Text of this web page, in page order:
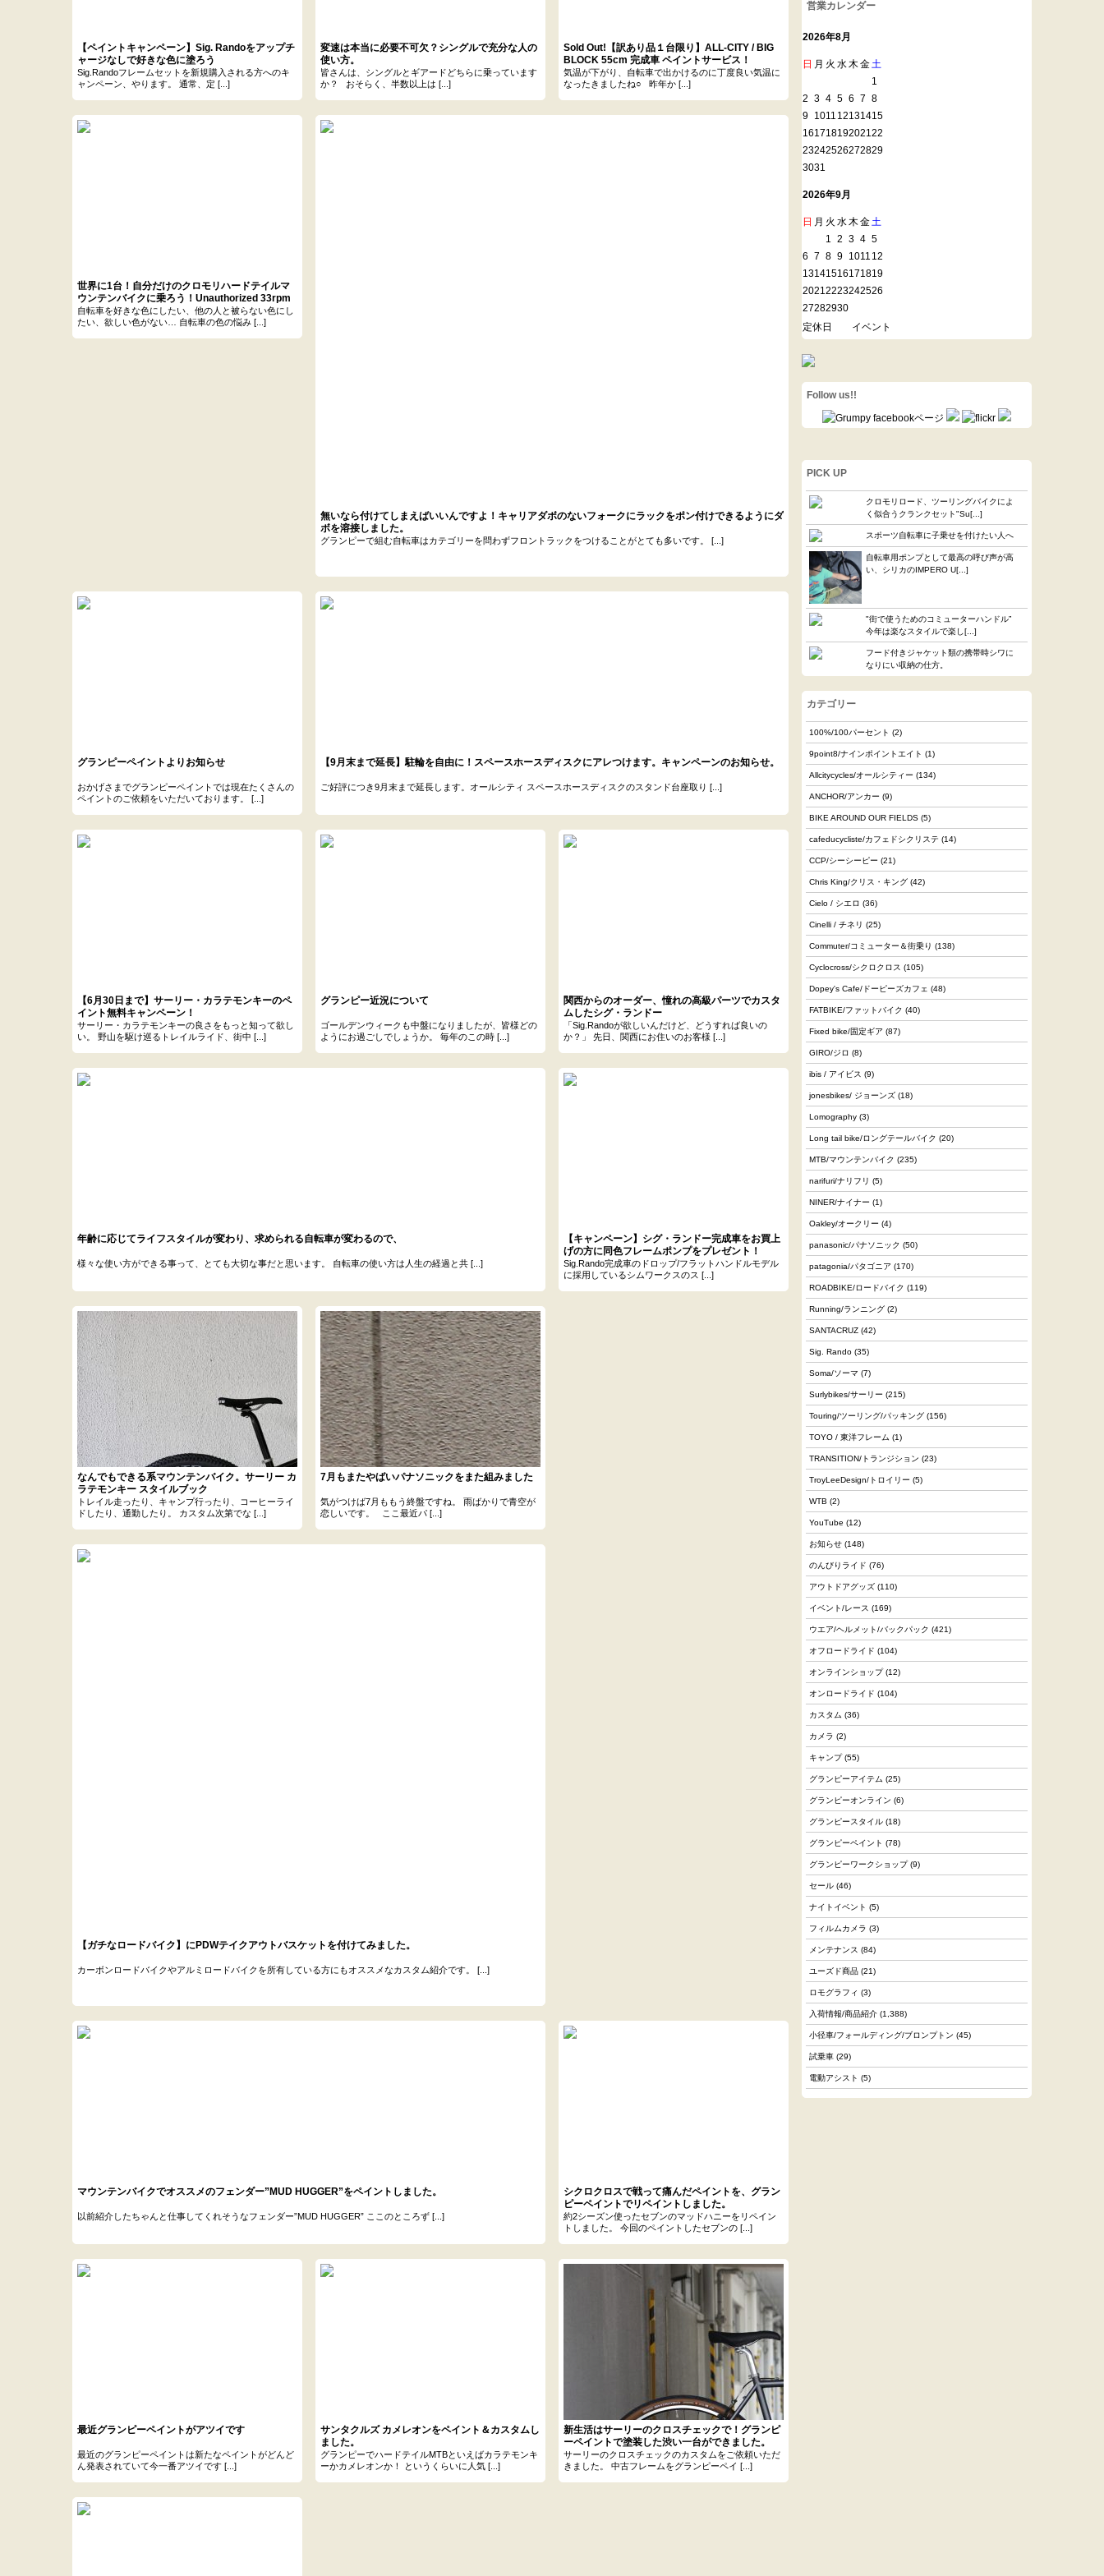
【ペイントキャンペーン】Sig. Randoをアップチ
ャージなしで好きな色に塗ろう
Sig.Randoフレームセットを新規購入される方へのキ
ャンペーン、やります。 通常、定 [...]
変速は本当に必要不可欠？シングルで充分な人の
使い方。
皆さんは、シングルとギアードどちらに乗っています
か？ おそらく、半数以上は [...]
Sold Out!【訳あり品１台限り】ALL-CITY / BIG
BLOCK 55cm 完成車 ペイントサービス！
気温が下がり、自転車で出かけるのに丁度良い気温に
なったきましたね○ 昨年か [...]
世界に1台！自分だけのクロモリハードテイルマ
ウンテンバイクに乗ろう！Unauthorized 33rpm
ペイントキャンペーン
自転車を好きな色にしたい、他の人と被らない色にし
たい、欲しい色がない… 自転車の色の悩み [...]
無いなら付けてしまえばいいんですよ！キャリアダボのないフォークにラックをポン付けできるようにダ
ボを溶接しました。
グランピーで組む自転車はカテゴリーを問わずフロントラックをつけることがとても多いです。 [...]
グランピーペイントよりお知らせ
おかげさまでグランピーペイントでは現在たくさんの
ペイントのご依頼をいただいております。 [...]
【9月末まで延長】駐輪を自由に！スペースホースディスクにアレつけます。キャンペーンのお知らせ。
ご好評につき9月末まで延長します。オールシティ スペースホースディスクのスタンド台座取り [...]
【6月30日まで】サーリー・カラテモンキーのペ
イント無料キャンペーン！
サーリー・カラテモンキーの良さをもっと知って欲し
い。 野山を駆け巡るトレイルライド、街中 [...]
グランピー近況について
ゴールデンウィークも中盤になりましたが、皆様どの
ようにお過ごしでしょうか。 毎年のこの時 [...]
関西からのオーダー、憧れの高級パーツでカスタ
ムしたシグ・ランドー
「Sig.Randoが欲しいんだけど、どうすれば良いの
か？」 先日、関西にお住いのお客様 [...]
年齢に応じてライフスタイルが変わり、求められる自転車が変わるので、
様々な使い方ができる事って、とても大切な事だと思います。 自転車の使い方は人生の経過と共 [...]
【キャンペーン】シグ・ランドー完成車をお買上
げの方に同色フレームポンプをプレゼント！
Sig.Rando完成車のドロップ/フラットハンドルモデル
に採用しているシムワークスのス [...]
なんでもできる系マウンテンバイク。サーリー カ
ラテモンキー スタイルブック
トレイル走ったり、キャンプ行ったり、コーヒーライ
ドしたり、通勤したり。 カスタム次第でな [...]
7月もまたやばいパナソニックをまた組みました
気がつけば7月ももう終盤ですね。 雨ばかりで青空が
恋しいです。 ここ最近パ [...]
【ガチなロードバイク】にPDWテイクアウトバスケットを付けてみました。
カーボンロードバイクやアルミロードバイクを所有している方にもオススメなカスタム紹介です。 [...]
マウンテンバイクでオススメのフェンダー”MUD HUGGER”をペイントしました。
以前紹介したちゃんと仕事してくれそうなフェンダー”MUD HUGGER” ここのところず [...]
シクロクロスで戦って痛んだペイントを、グラン
ピーペイントでリペイントしました。
約2シーズン使ったセブンのマッドハニーをリペイン
トしました。 今回のペイントしたセブンの [...]
最近グランピーペイントがアツイです
最近のグランピーペイントは新たなペイントがどんど
ん発表されていて今一番アツイです [...]
サンタクルズ カメレオンをペイント＆カスタムし
ました。
グランピーでハードテイルMTBといえばカラテモンキ
ーかカメレオンか！ というくらいに人気 [...]
新生活はサーリーのクロスチェックで！グランピ
ーペイントで塗装した渋い一台ができました。
サーリーのクロスチェックのカスタムをご依頼いただ
きました。 中古フレームをグランピーペイ [...]
営業カレンダー
2026年8月
日 月 火 水木金土
1
2 3 4 5 6 7 8
9 1011 12131415
16171819202122
23242526272829
3031
2026年9月
日 月 火 水木金土
1 2 3 4 5
6 7 8 9 1011 12
13141516171819
20212223242526
27282930
定休日
イベント
Follow us!!
PICK UP
クロモリロード、ツーリングバイクによ
く似合うクランクセット"Su[...]
スポーツ自転車に子乗せを付けたい人へ
自転車用ポンプとして最高の呼び声が高
い、シリカのIMPERO U[...]
"街で使うためのコミューターハンドル”
今年は楽なスタイルで楽し[...]
フード付きジャケット類の携帯時シワに
なりにい収納の仕方。
カテゴリー
100%/100パーセント (2)
9point8/ナインポイントエイト (1)
Allcitycycles/オールシティー (134)
ANCHOR/アンカー (9)
BIKE AROUND OUR FIELDS (5)
cafeducycliste/カフェドシクリステ (14)
CCP/シーシーピー (21)
Chris King/クリス・キング (42)
Cielo / シエロ (36)
Cinelli / チネリ (25)
Commuter/コミューター＆街乗り (138)
Cyclocross/シクロクロス (105)
Dopey's Cafe/ドーピーズカフェ (48)
FATBIKE/ファットバイク (40)
Fixed bike/固定ギア (87)
GIRO/ジロ (8)
ibis / アイビス (9)
jonesbikes/ ジョーンズ (18)
Lomography (3)
Long tail bike/ロングテールバイク (20)
MTB/マウンテンバイク (235)
narifuri/ナリフリ (5)
NINER/ナイナー (1)
Oakley/オークリー (4)
panasonic/パナソニック (50)
patagonia/パタゴニア (170)
ROADBIKE/ロードバイク (119)
Running/ランニング (2)
SANTACRUZ (42)
Sig. Rando (35)
Soma/ソーマ (7)
Surlybikes/サーリー (215)
Touring/ツーリング/パッキング (156)
TOYO / 東洋フレーム (1)
TRANSITION/トランジション (23)
TroyLeeDesign/トロイリー (5)
WTB (2)
YouTube (12)
お知らせ (148)
のんびりライド (76)
アウトドアグッズ (110)
イベント/レース (169)
ウエア/ヘルメット/バックパック (421)
オフロードライド (104)
オンラインショップ(12)
オンロードライド (104)
カスタム (36)
カメラ (2)
キャンプ(55)
グランピーアイテム (25)
グランピーオンライン (6)
グランピースタイル (18)
グランピーペイント (78)
グランピーワークショップ(9)
セール (46)
ナイトイベント (5)
フィルムカメラ (3)
メンテナンス (84)
ユーズド商品 (21)
ロモグラフィ (3)
入荷情報/商品紹介 (1,388)
小径車/フォールディング/ブロンプトン (45)
試乗車 (29)
電動アシスト (5)